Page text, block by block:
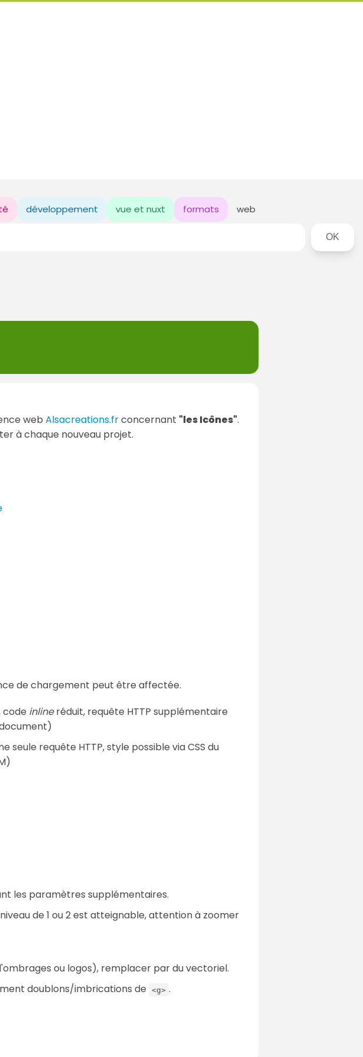
développement vue et nuxt formats web
Rechercher
web Alsacreations.frconcernant "les Icônes".
à chaque nouveau projet.
de chargement peut être affectée.
code inlineréduit, requête HTTP supplémentaire
seule requête HTTP, style possible via CSS du
les paramètres supplémentaires.
de 1 ou 2 est atteignable, attention à zoomer
ou logos), remplacer par du vectoriel.
doublons/imbrications de
<g> .